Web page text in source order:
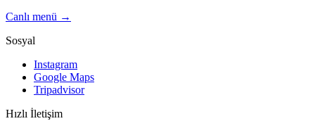
Canlı menü →
Sosyal
Instagram
Google Maps
Tripadvisor
Hızlı İletişim